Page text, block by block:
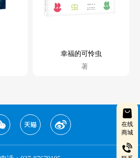
在线
商城
幸福的可怜虫
著